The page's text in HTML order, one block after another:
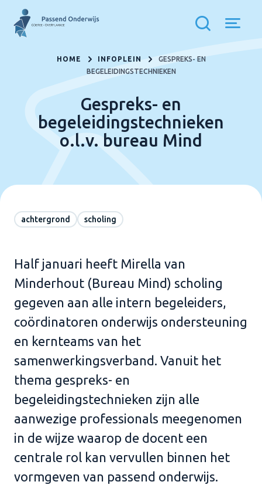
HOME INFOPLEIN
GESPREKS- EN
BEGELEIDINGSTECHNIEKEN
Gespreks- en
begeleidingstechnieken
o.l.v. bureau Mind
achtergrond scholing
Half januari heeft Mirella van
Minderhout (Bureau Mind) scholing
gegeven aan alle intern begeleiders,
coördinatoren onderwijs ondersteuning
en kernteams van het
samenwerkingsverband. Vanuit het
thema gespreks- en
begeleidingstechnieken zijn alle
aanwezige professionals meegenomen
in de wijze waarop de docenteen
centrale rol kan vervullen binnen het
vormgeven van passend onderwijs.